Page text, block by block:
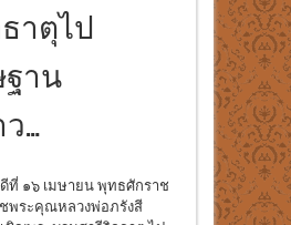
าตุไป
าน
…
ที่ ๑๖ เมษายน พุทธศักราช
พระคุณหลวงพ่อภรังสี